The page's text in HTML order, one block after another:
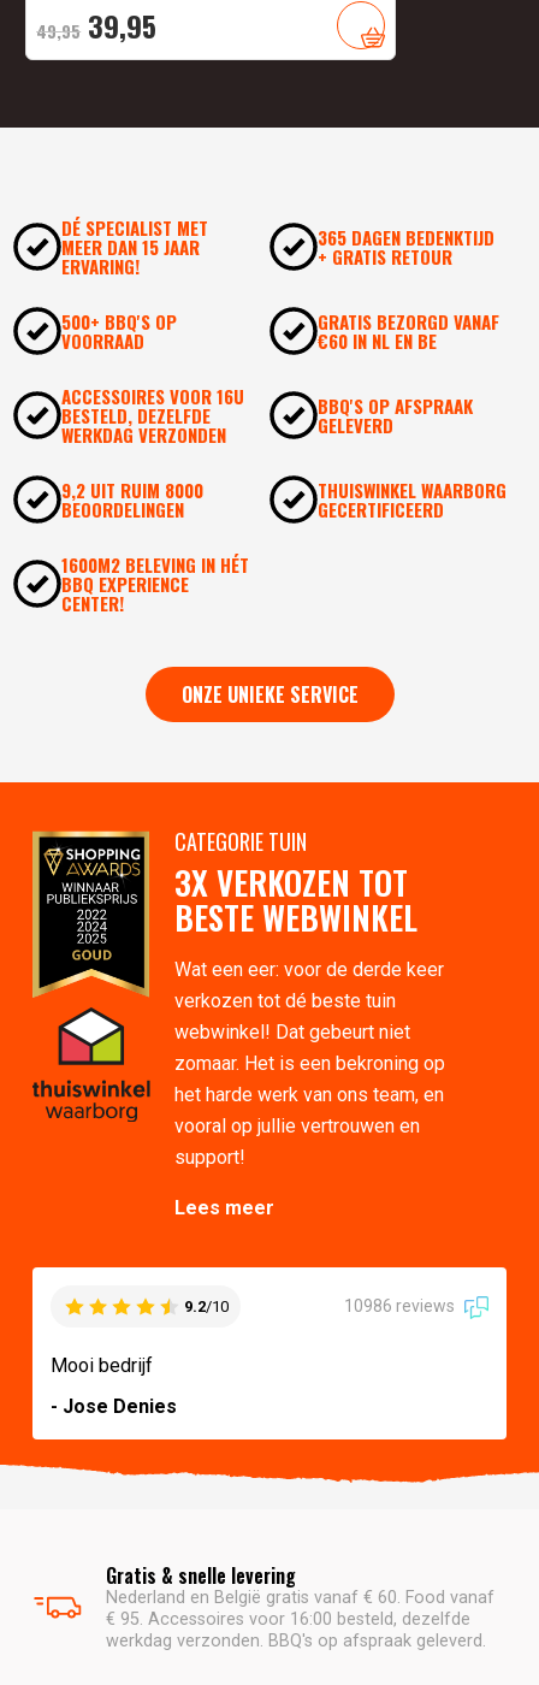
49,95 Oorspronkelijke
prijs
39,95
prijs
DÉ SPECIALIST MET
MEER DAN 15 JAAR
ERVARING!
365 DAGEN BEDENKTIJD
+ GRATIS RETOUR
500+ BBQ'S OP
VOORRAAD
GRATIS BEZORGD VANAF
€60 IN NL EN BE
ACCESSOIRES VOOR 16U
BESTELD, DEZELFDE
WERKDAG VERZONDEN
BBQ'S OP AFSPRAAK
GELEVERD
9,2 UIT RUIM 8000
BEOORDELINGEN
THUISWINKEL WAARBORG
GECERTIFICEERD
1600M2 BELEVING IN HÉT
BBQ EXPERIENCE
CENTER!
ONZE UNIEKE SERVICE
CATEGORIE TUIN
3X VERKOZEN TOT
BESTE WEBWINKEL
Wat een eer: voor de derde keer
verkozen tot dé beste tuin
webwinkel! Dat gebeurt niet
zomaar. Het is een bekroning op
het harde werk van ons team, en
vooral op jullie vertrouwen en
support!
Lees meer
9.2/10 10986 reviews
Mooi bedrijf
- Jose Denies
Gratis & snelle levering
Nederland en België gratis vanaf € 60. Food vanaf
€ 95. Accessoires voor 16:00 besteld, dezelfde
werkdag verzonden. BBQ's op afspraak geleverd.